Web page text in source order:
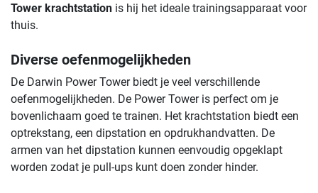
Tower krachtstation is hij het ideale trainingsapparaat voor
thuis.
Diverse oefenmogelijkheden
De Darwin Power Tower biedt je veel verschillende
oefenmogelijkheden. De Power Tower is perfect om je
bovenlichaam goed te trainen. Het krachtstation biedt een
optrekstang, een dipstation en opdrukhandvatten. De
armen van het dipstation kunnen eenvoudig opgeklapt
worden zodat je pull-ups kunt doen zonder hinder.